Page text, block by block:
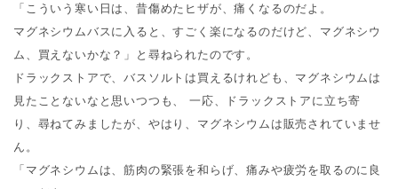
「こういう寒い日は、昔傷めたヒザが、痛くなるのだよ。
マグネシウムバスに入ると、すごく楽になるのだけど、マグネシウ
ム、買えないかな？」と尋ねられたのです。
ドラックストアで、バスソルトは買えるけれども、マグネシウムは
見たことないなと思いつつも、 一応、ドラックストアに立ち寄
り、尋ねてみましたが、やはり、マグネシウムは販売されていませ
ん。
「マグネシウムは、筋肉の緊張を和らげ、痛みや疲労を取るのに良